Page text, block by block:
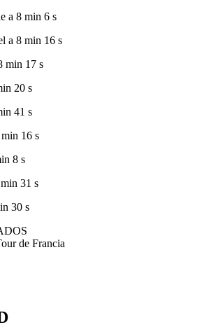
a 8 min 6 s
a 8 min 16 s
min 17 s
20 s
41 s
16 s
8 s
31 s
30 s
de Francia